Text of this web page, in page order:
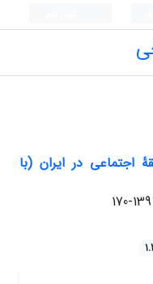
اجتماعی در ایران (با
139-170